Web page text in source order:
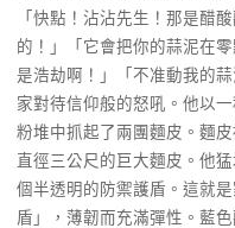
「快點！沾沾先生！那是醋
的！」「它會把你的蒜泥在
是浩劫啊！」「不准動我的
家對待信仰般的怒吼。他以
粉堆中抓起了兩團麵皮。麵
直徑三公尺的巨大麵皮。他
個半透明的防禦護盾。這就
盾」，薄韌而充滿彈性。藍